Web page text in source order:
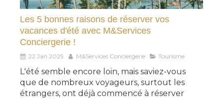
Les 5 bonnes raisons de réserver vos
vacances d'été avec M&Services
Conciergerie !
22 Jan 2025 M&Services Conciergerie Tourisme
L'été semble encore loin, mais saviez-vous
que de nombreux voyageurs, surtout les
étrangers, ont déjà commencé à réserver